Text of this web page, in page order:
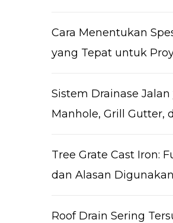
Cara Menentukan
yang Tepat untuk
Sistem Drainase
Manhole, Grill Gutter,
Tree Grate Cast Iron:
dan Alasan
Roof Drain Sering